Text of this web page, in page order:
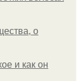
о
и как он